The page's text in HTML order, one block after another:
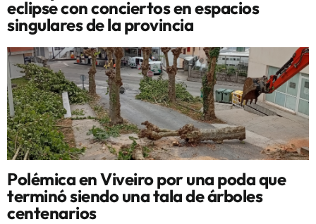
eclipse con conciertos en espacios
singulares de la provincia
Polémica en Viveiro por una poda que
terminó siendo una tala de árboles
centenarios